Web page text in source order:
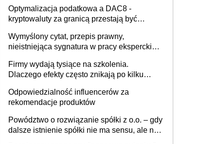
Optymalizacja podatkowa a DAC8 -
kryptowaluty za granicą przestają być
Wymyślony cytat, przepis prawny,
nieistniejąca sygnatura w pracy eksperckiej -
firmie
Firmy wydają tysiące na szkolenia.
Dlaczego efekty często znikają po kilku
Odpowiedzialność influencerów za
rekomendacje produktów
Powództwo o rozwiązanie spółki z o.o. – gdy
dalsze istnienie spółki nie ma sensu, ale nie